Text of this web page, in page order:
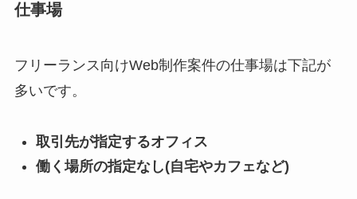
仕事場
フリーランス向けWeb制作案件の仕事場は下記が
多いです。
取引先が指定するオフィス
働く場所の指定なし(自宅やカフェなど)